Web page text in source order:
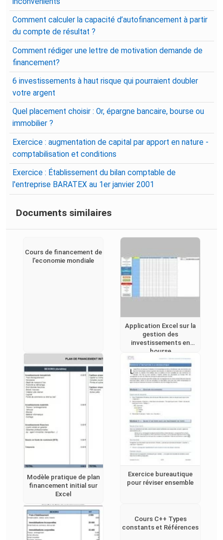
Comment calculer la capacité d’autofinancement à partir
du compte de résultat ?
Comment rédiger une lettre de motivation demande de
financement?
6 investissements à haut risque qui pourraient doubler
votre argent
Quel placement choisir : Or, épargne bancaire, bourse ou
immobilier ?
Exercice : augmentation de capital par apport en nature -
comptabilisation et conditions
Exercice : Établissement du bilan comptable de
l'entreprise BARATEX au 1er janvier 2001
Documents similaires
Cours de financement de
l'economie mondiale
Application Excel sur la
gestion des
investissements en
bourse
Modèle pratique de plan
financement initial sur
Excel
Exercice bureautique
pour réviser ensemble
Cours C++ Types
constants et Références